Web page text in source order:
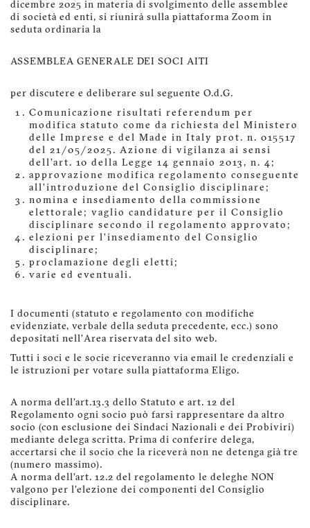
dicembre 2025 in materia di svolgimento delle assemblee
di società ed enti, si riunirà sulla piattaforma Zoom in
seduta ordinaria la
ASSEMBLEA GENERALE DEI SOCI AITI
per discutere e deliberare sul seguente O.d.G.
Comunicazione risultati referendum per
modifica statuto come da richiesta del Ministero
delle Imprese e del Made in Italy prot. n. 015517
del 21/05/2025. Azione di vigilanza ai sensi
dell’art. 10 della Legge 14 gennaio 2013, n. 4;
approvazione modifica regolamento conseguente
all’introduzione del Consiglio disciplinare;
nomina e insediamento della commissione
elettorale; vaglio candidature per il Consiglio
disciplinare secondo il regolamento approvato;
elezioni per l’insediamento del Consiglio
disciplinare;
proclamazione degli eletti;
varie ed eventuali.
I documenti (statuto e regolamento con modifiche
evidenziate, verbale della seduta precedente, ecc.) sono
depositati nell’Area riservata del sito web.
Tutti i soci e le socie riceveranno via email le credenziali e
le istruzioni per votare sulla piattaforma Eligo.
A norma dell’art.13.3 dello Statuto e art. 12 del
Regolamento ogni socio può farsi rappresentare da altro
socio (con esclusione dei Sindaci Nazionali e dei Probiviri)
mediante delega scritta. Prima di conferire delega,
accertarsi che il socio che la riceverà non ne detenga già tre
(numero massimo).
A norma dell’art. 12.2 del regolamento le deleghe NON
valgono per l’elezione dei componenti del Consiglio
disciplinare.